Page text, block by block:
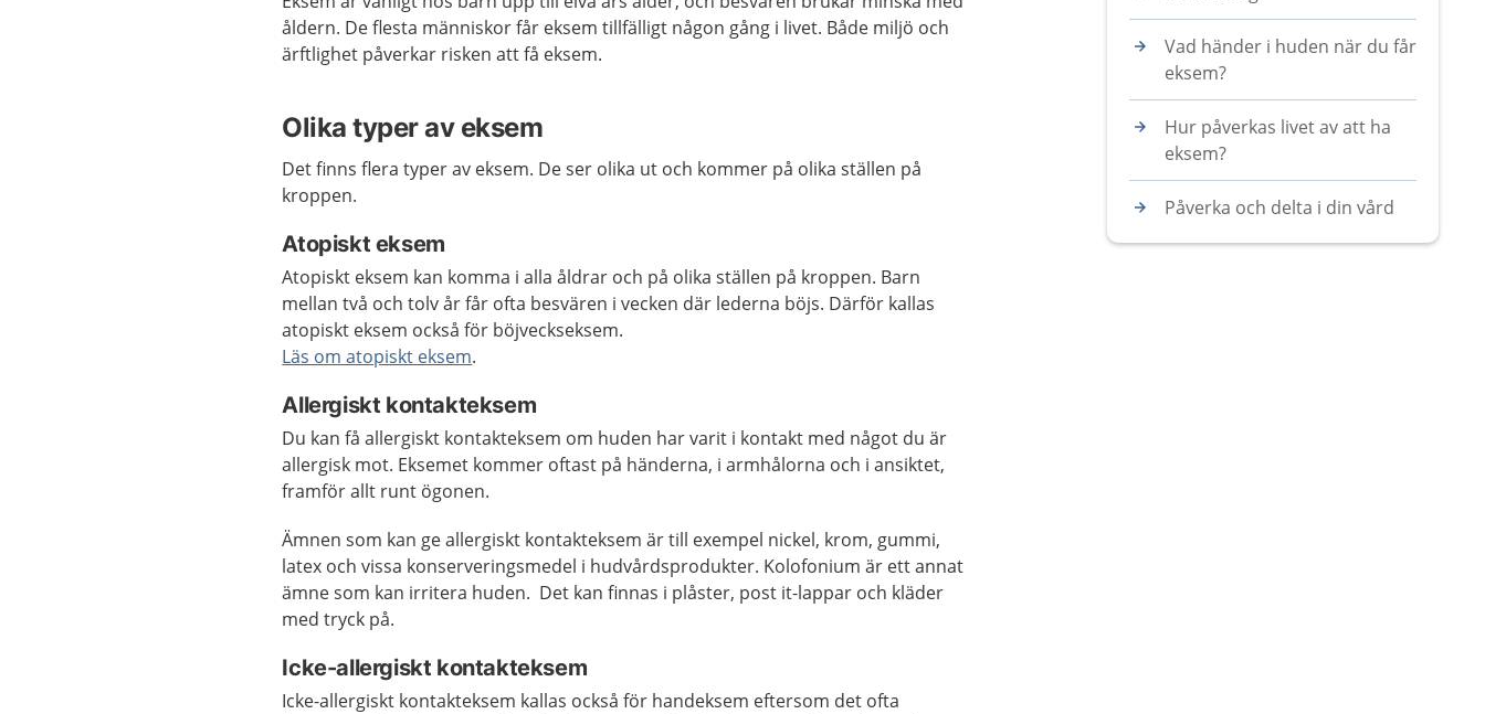
åldern. De flesta människor får eksem tillfälligt någon gång i livet. Både miljö och
ärftlighet påverkar risken att få eksem.
Olika typer av eksem
Det finns flera typer av eksem. De ser olika ut och kommer på olika ställen på
kroppen.
Atopiskt eksem
Atopiskt eksem kan komma i alla åldrar och på olika ställen på kroppen. Barn
mellan två och tolv år får ofta besvären i vecken där lederna böjs. Därför kallas
atopiskt eksem också för böjveckseksem.
Läs om atopiskt eksem.
Allergiskt kontakteksem
Du kan få allergiskt kontakteksem om huden har varit i kontakt med något du är
allergisk mot. Eksemet kommer oftast på händerna, i armhålorna och i ansiktet,
framför allt runt ögonen.
Ämnen som kan ge allergiskt kontakteksem är till exempel nickel, krom, gummi,
latex och vissa konserveringsmedel i hudvårdsprodukter. Kolofonium är ett annat
ämne som kan irritera huden. Det kan finnas i plåster, post it-lappar och kläder
med tryck på.
Icke-allergiskt kontakteksem
Icke-allergiskt kontakteksem kallas också för handeksem eftersom det ofta
Vad händer i huden när du får
eksem?
Hur påverkas livet av att ha
eksem?
Påverka och delta i din vård